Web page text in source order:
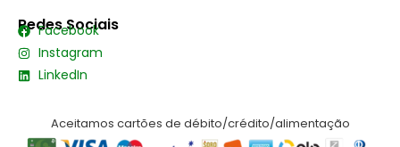
Redes Sociais
Facebook
Instagram
LinkedIn
Aceitamos cartões de débito/crédito/alimentação